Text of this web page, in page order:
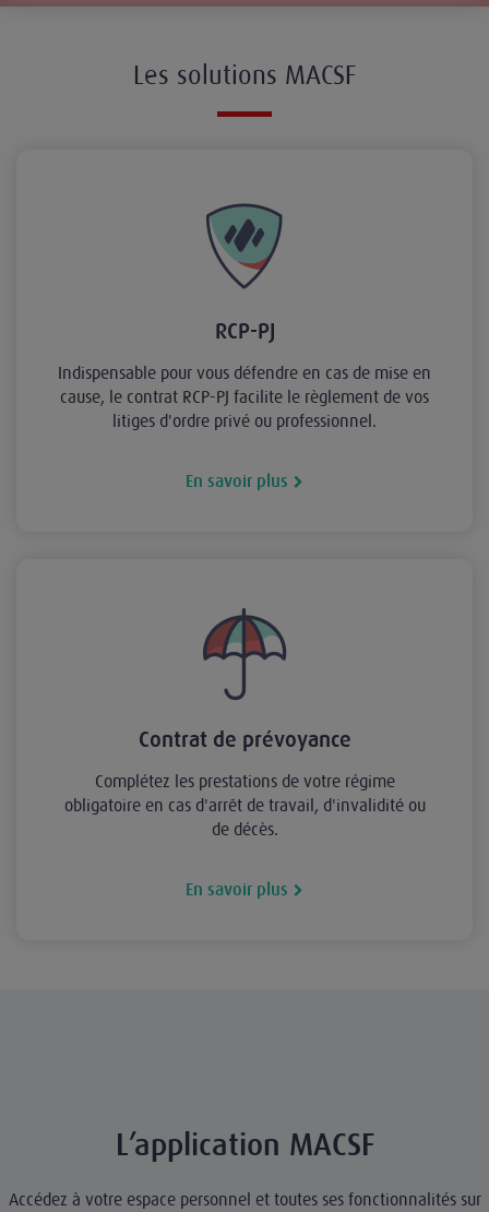
Les solutions MACSF
RCP-PJ
Indispensable pour vous défendre en cas de mise en
cause, le contrat RCP-PJ facilite le règlement de vos
litiges d'ordre privé ou professionnel.
En savoir plus
Contrat de prévoyance
Complétez les prestations de votre régime
obligatoire en cas d'arrêt de travail, d'invalidité ou
de décès.
En savoir plus
L’application MACSF
Accédez à votre espace personnel et toutes ses fonctionnalités sur